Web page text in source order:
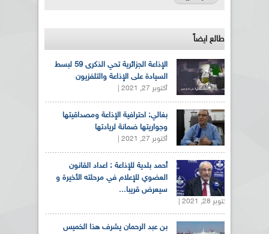
طالع ايضاً
الإذاعة الجزائرية تحي الذكرى 59 لبسط
السيادة على الإذاعة والتلفزيون
أكتوبر 27, 2021 |
بغالي: احترافية الإذاعة ومصداقيتها
وجواريتها ضمانة لريادتها
أكتوبر 27, 2021 |
أحمد بلدية للإذاعة : اعداد القانون
العضوي للإعلام في مرحلته الأخيرة و
سيعرض قريبا...
أكتوبر 28, 2021 |
بن عبد الرحمان يشرف هذا الخميس